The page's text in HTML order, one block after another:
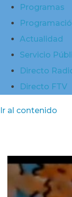
Programas
Actualidad
Servicio
Directo
Directo FTV
Ir al contenido